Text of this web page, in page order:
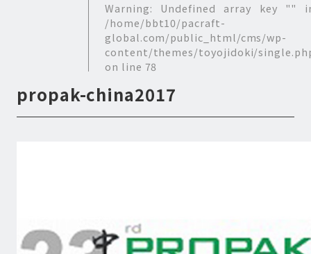
Warning: Undefined array key ""
/home/bbt10/pacraft-
global.com/public_html/cms/wp-
content/themes/toyojidoki/
on line 78
propak-china2017